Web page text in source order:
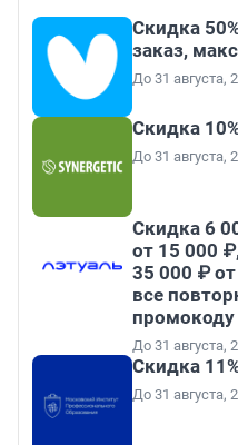
Скидка
заказ,
До 31 августа,
Скидка
До 31 августа,
Скидка 6
от 15 000
35 000 ₽
все
До 31 августа,
Скидка
До 31 августа,